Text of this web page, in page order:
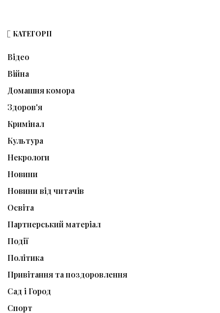
КАТЕГОРІЇ
Відео
Війна
Домашня комора
Здоров'я
Кримінал
Культура
Некрологи
Новини
Новини від читачів
Освіта
Партнерський матеріал
Події
Політика
Привітання та поздоровлення
Сад і Город
Спорт